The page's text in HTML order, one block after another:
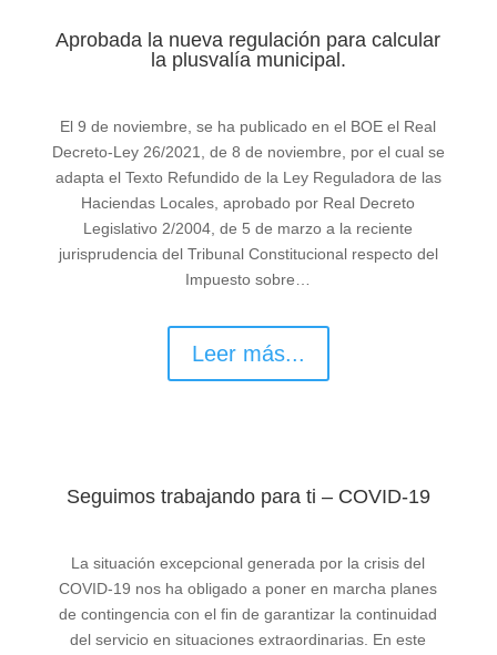
Aprobada la nueva regulación para calcular
la plusvalía municipal.
El 9 de noviembre, se ha publicado en el BOE el Real
Decreto-Ley 26/2021, de 8 de noviembre, por el cual se
adapta el Texto Refundido de la Ley Reguladora de las
Haciendas Locales, aprobado por Real Decreto
Legislativo 2/2004, de 5 de marzo a la reciente
jurisprudencia del Tribunal Constitucional respecto del
Impuesto sobre…
Leer más...
Seguimos trabajando para ti – COVID-19
La situación excepcional generada por la crisis del
COVID-19 nos ha obligado a poner en marcha planes
de contingencia con el fin de garantizar la continuidad
del servicio en situaciones extraordinarias. En este